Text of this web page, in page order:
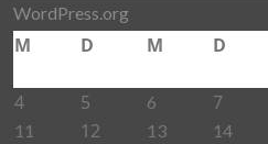
WordPress.org
M D M D
4
5 6 7
11 12 13 14